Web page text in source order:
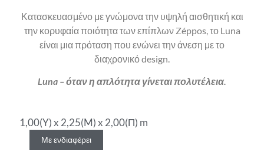
Κατασκευασμένο με γνώμονα την υψηλή αισθητική και
την κορυφαία ποιότητα των επίπλων Zéppos, το Luna
είναι μια πρόταση που ενώνει την άνεση με το
διαχρονικό design.
Luna – όταν η απλότητα γίνεται πολυτέλεια.
1,00(Y) x 2,25(M) x 2,00(Π) m
Με ενδιαφέρει